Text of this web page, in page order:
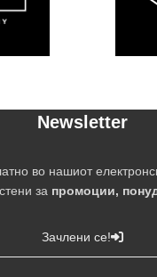
Newsletter
во нашиот
за промоции,
Зачлени се!